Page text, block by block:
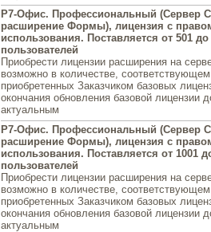
Р7-Офис. Профессиональный (Сервер
расширение Формы), лицензия с
использования. Поставляется от 501 до
пользователей
Приобрести лицензии расширения на
возможно в количестве,
приобретенных Заказчиком базовых
окончания обновления базовой лицензии
актуальным
Р7-Офис. Профессиональный (Сервер
расширение Формы), лицензия с
использования. Поставляется от 1001
пользователей
Приобрести лицензии расширения на
возможно в количестве,
приобретенных Заказчиком базовых
окончания обновления базовой лицензии
актуальным